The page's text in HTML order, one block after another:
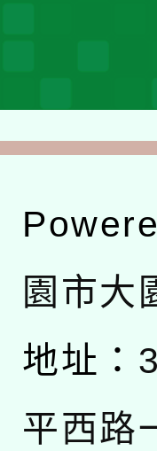
園市大
地址：
平西路